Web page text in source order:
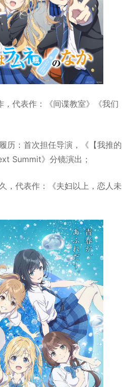
代表作：《间谍教室》《我们
历：首次担任导演，《【我推的
Summit》分镜演出；
，代表作：《夫妇以上，恋人未